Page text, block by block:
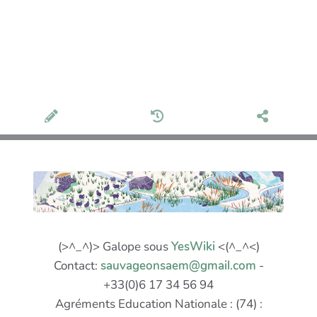
(>^_^)> Galope sousYesWiki <(^_^<)
Contact: sauvageonsaem@gmail.com -
+33(0)6 17 34 56 94
Agréments Education Nationale : (74) :